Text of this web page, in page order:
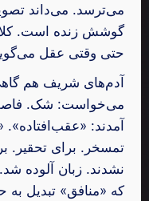
می‌ترسد. می‌داند
گوشش زنده است.
حتی وقتی عقل
آدم‌های شریف هم
می‌خواست: شک.
آمدند:
تمسخر. برای تحقیر.
نشدند. زبان آلوده
که «منافق» تبدیل